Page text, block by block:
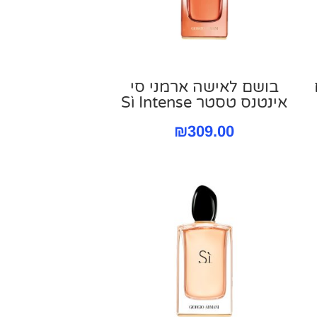
בושם לאישה ארמני סי
אינטנס טסטר Sì Intense
₪309.00